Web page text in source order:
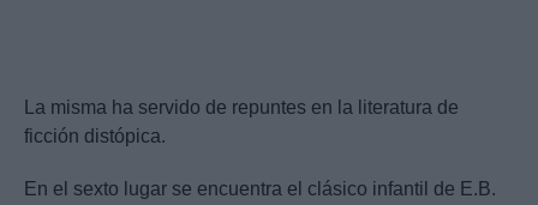
La misma ha servido de repuntes en la literatura de
ficción distópica.
En el sexto lugar se encuentra el clásico infantil de E.B.